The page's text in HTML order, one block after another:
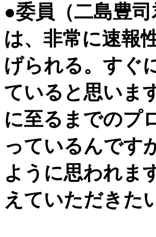
●委員（二島豊
は、非常に速報
げられる。すぐ
ていると思いま
に至るまでのプ
っているんです
ように思われま
えていただきた